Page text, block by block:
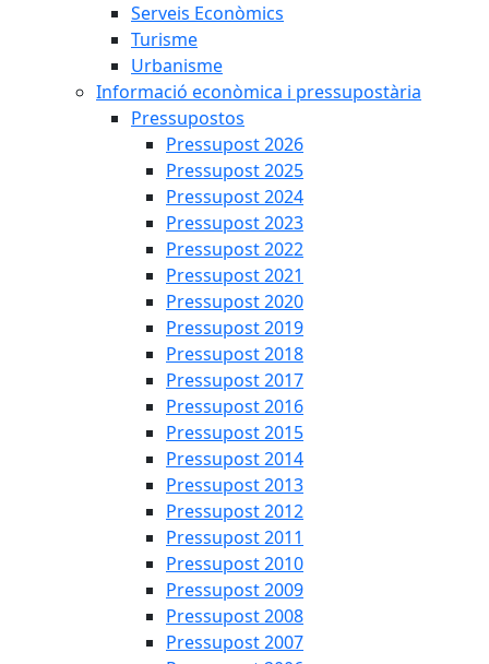
Serveis Econòmics
Turisme
Urbanisme
Informació econòmica i pressupostària
Pressupostos
Pressupost 2026
Pressupost 2025
Pressupost 2024
Pressupost 2023
Pressupost 2022
Pressupost 2021
Pressupost 2020
Pressupost 2019
Pressupost 2018
Pressupost 2017
Pressupost 2016
Pressupost 2015
Pressupost 2014
Pressupost 2013
Pressupost 2012
Pressupost 2011
Pressupost 2010
Pressupost 2009
Pressupost 2008
Pressupost 2007